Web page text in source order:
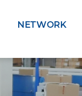
NETWORK